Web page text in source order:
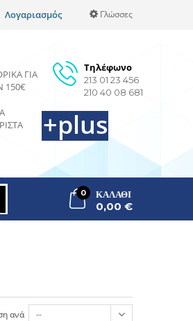
Γλώσσες
Λογαριασμός
ΓΙΑ
150€
Τηλέφωνο
213 01 23 456
210 40 08 681
+plus
ΚΑΛΆΘΙ
0
0,00 €
ανά --